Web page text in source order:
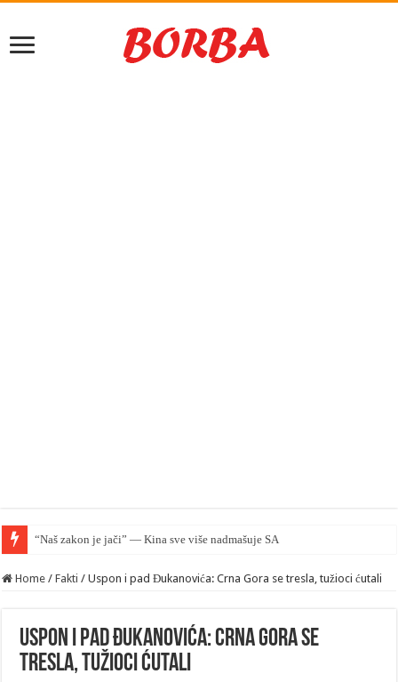
“Naš zakon je jači” — Kina sve više nadmašuje SAD u pravnom smislu
Home / Fakti / Uspon i pad Đukanovića: Crna Gora se tresla, tužioci ćutali
Uspon i pad Đukanovića: Crna Gora se
tresla, tužioci ćutali